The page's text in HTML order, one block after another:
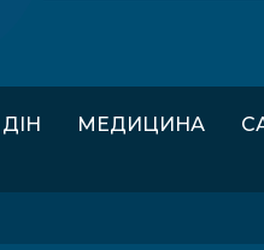
ДІН МЕДИЦИНА